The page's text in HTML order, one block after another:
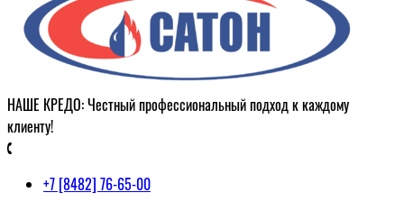
НАШЕ КРЕДО: Честный профессиональный подход к каждому
клиенту!
+7 [8482] 76-65-00